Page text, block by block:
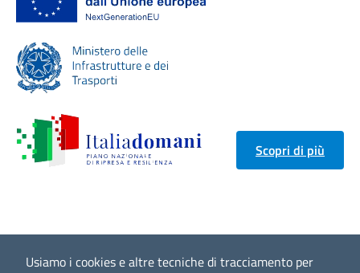
Usiamo i cookies e altre tecniche di tracciamento per
Scopri di più